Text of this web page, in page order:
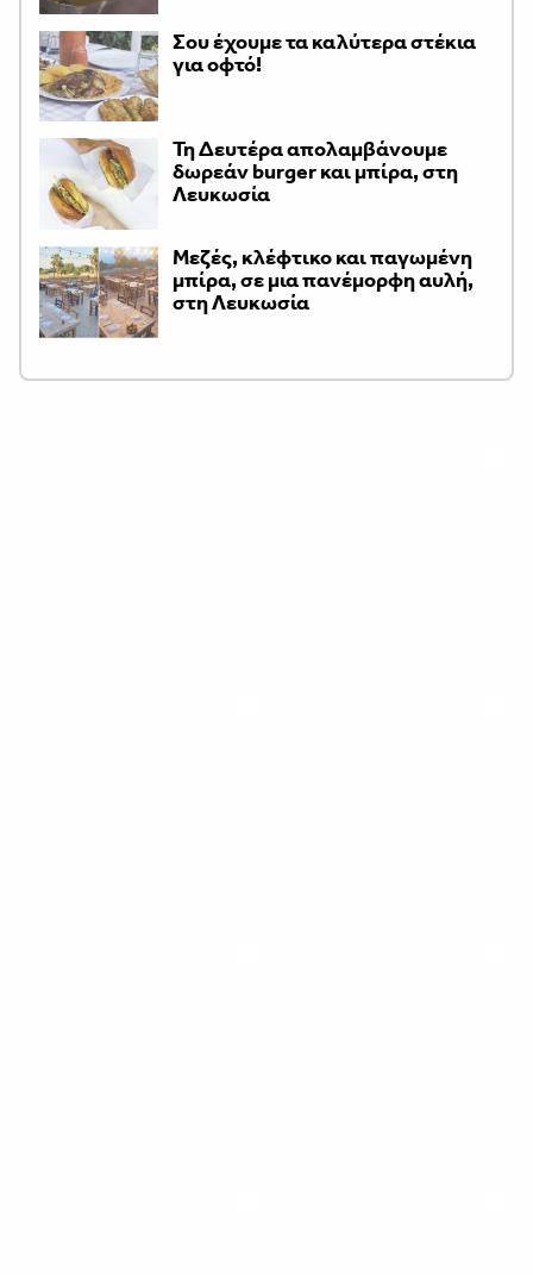
Σου έχουμε τα καλύτερα στέκια
για οφτό!
Τη Δευτέρα απολαμβάνουμε
δωρεάν burger και μπίρα, στη
Λευκωσία
Μεζές, κλέφτικο και παγωμένη
μπίρα, σε μια πανέμορφη αυλή,
στη Λευκωσία